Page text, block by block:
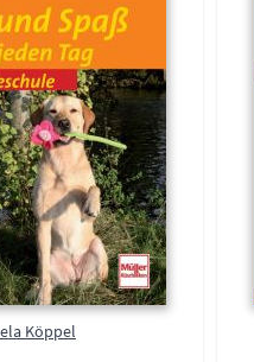
Köppel